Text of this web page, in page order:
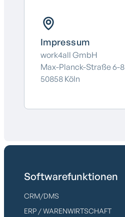
Impressum
work4all GmbH
Max-Planck-Straße 6-8
50858 Köln
Softwarefunktionen
CRM/DMS
ERP / WARENWIRTSCHAFT